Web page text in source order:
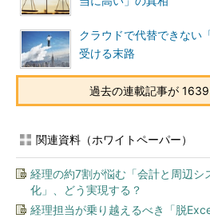
クラウドで代替できない
受ける末路
過去の連載記事が
関連資料（ホワイトペーパー）
経理の約7割が悩む「会計と周辺シ
化」、どう実現する？
経理担当が乗り越えるべき「脱